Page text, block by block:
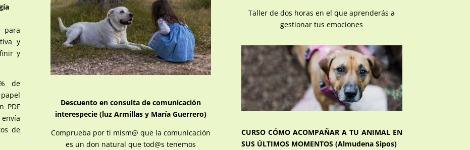
para
y
y
de
PDF
de
Descuento en consulta de comunicación
interespecie (luz Armillas y María Guerrero)
Comprueba por ti mism@ que la comunicación
es un don natural que tod@s tenemos
Taller de dos horas en el que aprenderás a
gestionar tus emociones
CURSO CÓMO ACOMPAÑAR A TU ANIMAL EN
SUS ÚLTIMOS MOMENTOS (Almudena Sipos)